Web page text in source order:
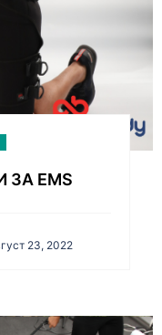
EMS
23, 2022